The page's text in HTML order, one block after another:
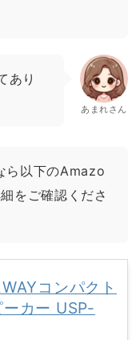
あり
あまれさん
ら以下のAmazo
をご確認くださ
コンパクト
カー USP-